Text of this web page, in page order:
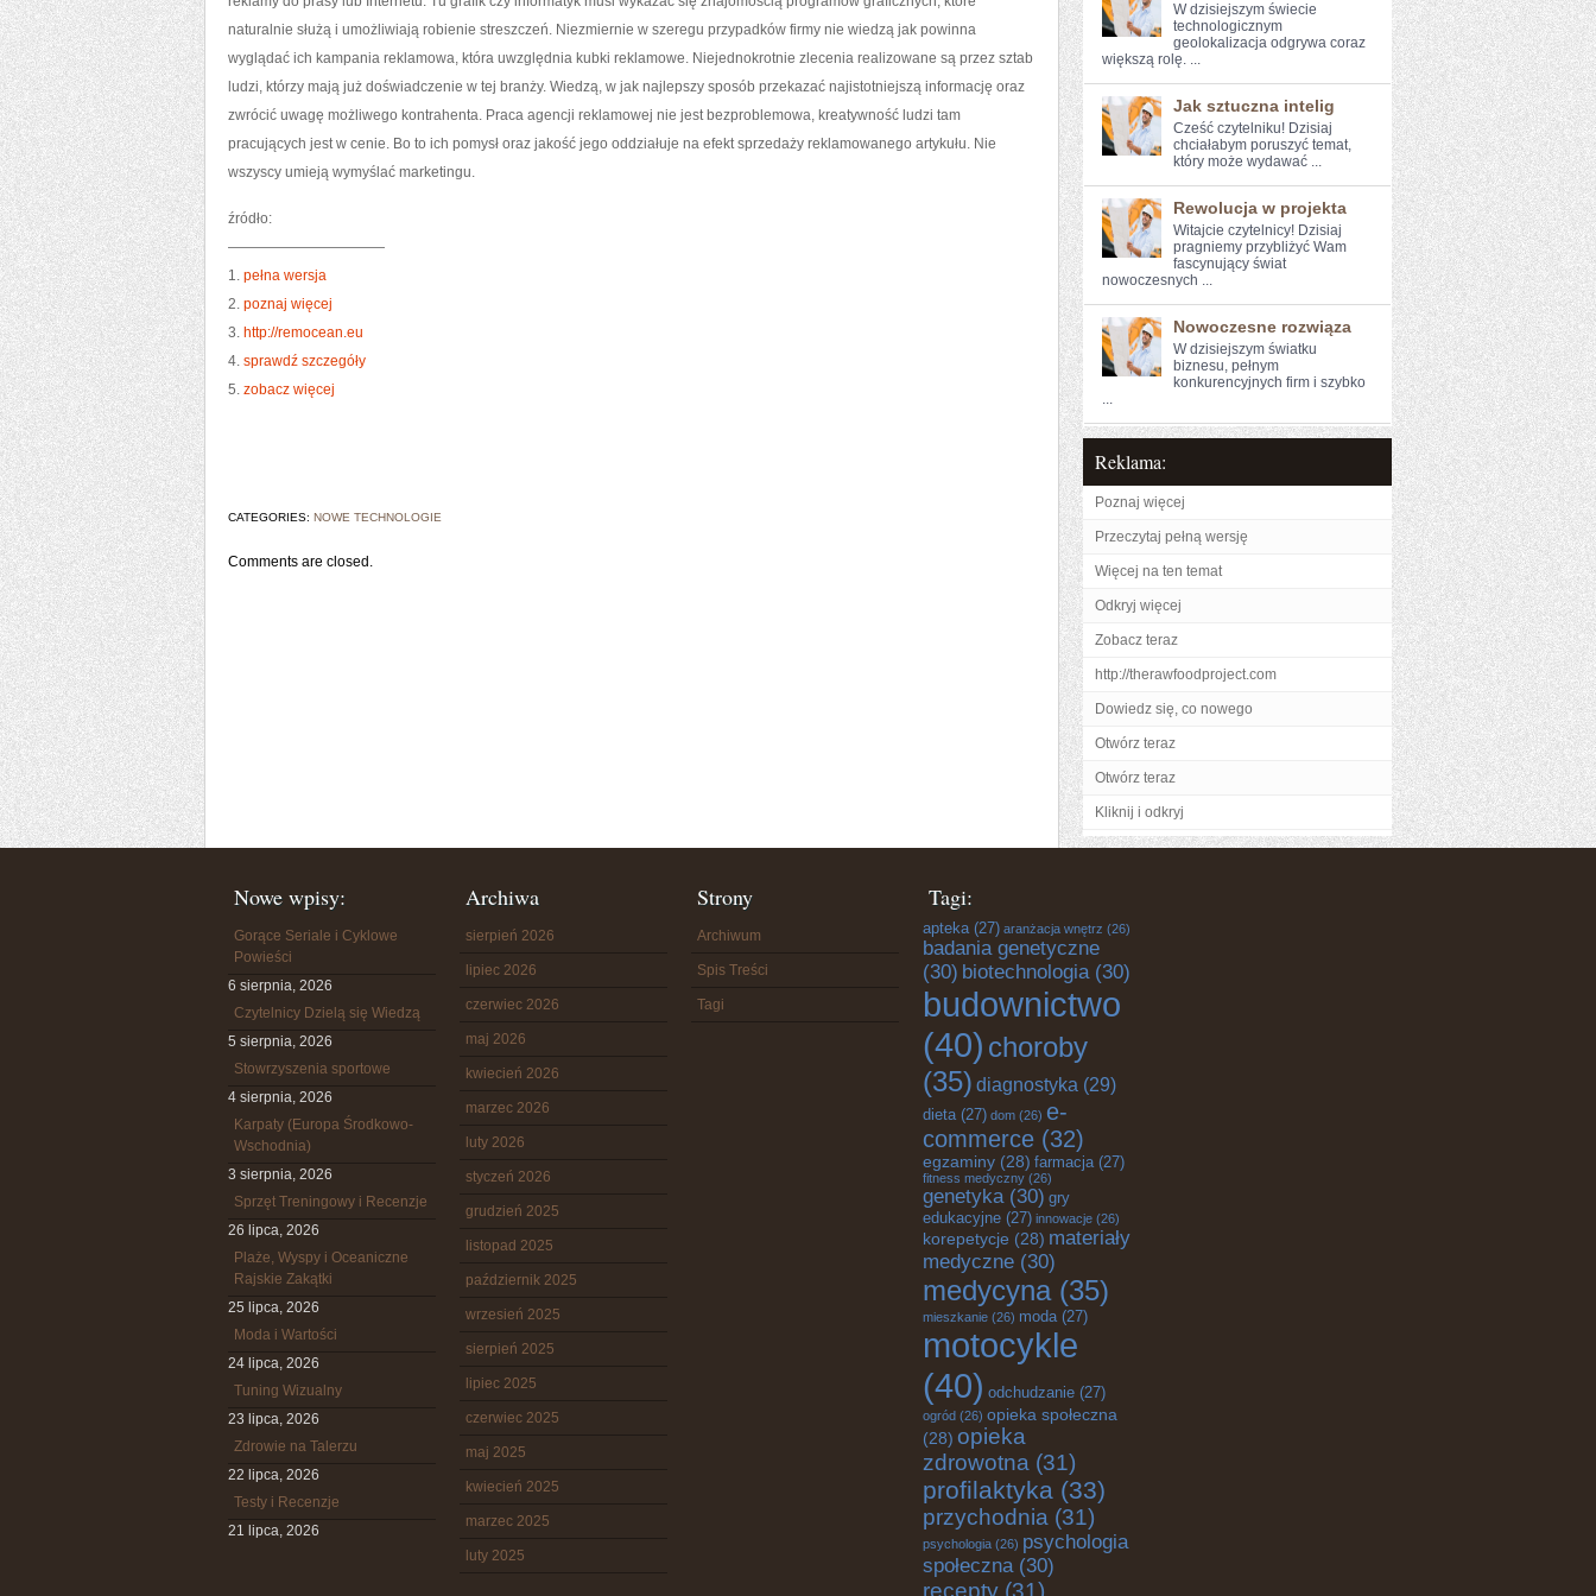
naturalnie służą i umożliwiają robienie streszczeń. Niezmiernie w szeregu przypadków firmy nie wiedzą jak powinna
wyglądać ich kampania reklamowa, która uwzględnia kubki reklamowe. Niejednokrotnie zlecenia realizowane są przez sztab
ludzi, którzy mają już doświadczenie w tej branży. Wiedzą, w jak najlepszy sposób przekazać najistotniejszą informację oraz
zwrócić uwagę możliwego kontrahenta. Praca agencji reklamowej nie jest bezproblemowa, kreatywność ludzi tam
pracujących jest w cenie. Bo to ich pomysł oraz jakość jego oddziałuje na efekt sprzedaży reklamowanego artykułu. Nie
wszyscy umieją wymyślać marketingu.
źródło:
———————————
1. pełna wersja
2. poznaj więcej
3. http://remocean.eu
4. sprawdź szczegóły
5. zobacz więcej
CATEGORIES: NOWE TECHNOLOGIE
Comments are closed.
W dzisiejszym świecie
technologicznym⁤
geolokalizacja odgrywa ​coraz
większą rolę. ...
Jak sztuczna intelig
Cześć czytelniku! Dzisiaj
chciałabym poruszyć temat,
który może ⁤wydawać‍ ...
Rewolucja w projekta
Witajcie czytelnicy!​ Dzisiaj
pragniemy⁢ przybliżyć​ Wam
fascynujący ‌świat
nowoczesnych ...
Nowoczesne rozwiąza
W ⁢dzisiejszym światku
biznesu, pełnym
konkurencyjnych firm ⁤i szybko
...
Reklama:
Poznaj więcej
Przeczytaj pełną wersję
Więcej na ten temat
Odkryj więcej
Zobacz teraz
http://therawfoodproject.com
Dowiedz się, co nowego
Otwórz teraz
Otwórz teraz
Kliknij i odkryj
Nowe wpisy:
Gorące Seriale i Cyklowe
Powieści
6 sierpnia, 2026
Czytelnicy Dzielą się Wiedzą
5 sierpnia, 2026
Stowrzyszenia sportowe
4 sierpnia, 2026
Karpaty (Europa Środkowo-
Wschodnia)
3 sierpnia, 2026
Sprzęt Treningowy i Recenzje
26 lipca, 2026
Plaże, Wyspy i Oceaniczne
Rajskie Zakątki
25 lipca, 2026
Moda i Wartości
24 lipca, 2026
Tuning Wizualny
23 lipca, 2026
Zdrowie na Talerzu
22 lipca, 2026
Testy i Recenzje
21 lipca, 2026
Archiwa
sierpień 2026
lipiec 2026
czerwiec 2026
maj 2026
kwiecień 2026
marzec 2026
luty 2026
styczeń 2026
grudzień 2025
listopad 2025
październik 2025
wrzesień 2025
sierpień 2025
lipiec 2025
czerwiec 2025
maj 2025
kwiecień 2025
marzec 2025
luty 2025
Strony
Archiwum
Spis Treści
Tagi
Tagi:
apteka(27) aranżacja wnętrz (26)
badania genetyczne
(30) biotechnologia(30)
budownictwo
(40) choroby
(35) diagnostyka (29)
dieta(27) dom (26) e-
commerce (32)
egzaminy (28) farmacja(27)
fitness medyczny (26)
genetyka(30) gry
edukacyjne (27) innowacje (26)
korepetycje (28) materiały
medyczne (30)
medycyna(35)
mieszkanie (26) moda(27)
motocykle
(40) odchudzanie (27)
ogród (26) opieka społeczna
(28) opieka
zdrowotna (31)
profilaktyka (33)
przychodnia (31)
psychologia (26) psychologia
społeczna(30)
recepty (31)